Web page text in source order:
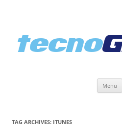
Menu
TAG ARCHIVES: ITUNES